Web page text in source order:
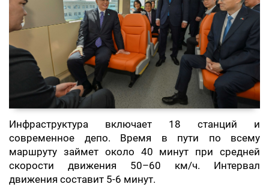
Инфраструктура включает 18 станций и
современное депо. Время в пути по всему
маршруту займет около 40 минут при средней
скорости движения 50–60 км/ч. Интервал
движения составит 5-6 минут.